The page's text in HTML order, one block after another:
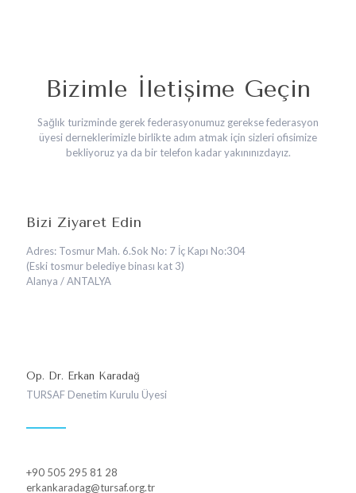
Bizimle İletişime Geçin
Sağlık turizminde gerek federasyonumuz gerekse federasyon
üyesi derneklerimizle birlikte adım atmak için sizleri ofisimize
bekliyoruz ya da bir telefon kadar yakınınızdayız.
Bizi Ziyaret Edin
Adres: Tosmur Mah. 6.Sok No: 7 İç Kapı No:304
(Eski tosmur belediye binası kat 3)
Alanya / ANTALYA
Op. Dr. Erkan Karadağ
TURSAF Denetim Kurulu Üyesi
+90 505 295 81 28
erkankaradag@tursaf.org.tr